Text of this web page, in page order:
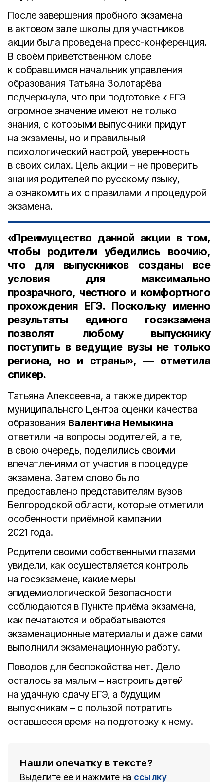
После завершения пробного экзамена
в актовом зале школы для участников
акции была проведена пресс-конференция.
В своём приветственном слове
к собравшимся начальник управления
образования Татьяна Золотарёва
подчеркнула, что при подготовке к ЕГЭ
огромное значение имеют не только
знания, с которыми выпускники придут
на экзамены, но и правильный
психологический настрой, уверенность
в своих силах. Цель акции – не проверить
знания родителей по русскому языку,
а ознакомить их с правилами и процедурой
экзамена.
«Преимущество данной акции в том,
чтобы родители убедились воочию,
что для выпускников созданы все
условия для максимально
прозрачного, честного и комфортного
прохождения ЕГЭ. Поскольку именно
результаты единого госэкзамена
позволят любому выпускнику
поступить в ведущие вузы не только
региона, но и страны», — отметила
спикер.
Татьяна Алексеевна, а также директор
муниципального Центра оценки качества
образования Валентина Немыкина
ответили на вопросы родителей, а те,
в свою очередь, поделились своими
впечатлениями от участия в процедуре
экзамена. Затем слово было
предоставлено представителям вузов
Белгородской области, которые отметили
особенности приёмной кампании
2021 года.
Родители своими собственными глазами
увидели, как осуществляется контроль
на госэкзамене, какие меры
эпидемиологической безопасности
соблюдаются в Пункте приёма экзамена,
как печатаются и обрабатываются
экзаменационные материалы и даже сами
выполнили экзаменационную работу.
Поводов для беспокойства нет. Дело
осталось за малым – настроить детей
на удачную сдачу ЕГЭ, а будущим
выпускникам – с пользой потратить
оставшееся время на подготовку к нему.
Нашли опечатку в тексте?
Выделите ее и нажмите на ссылку